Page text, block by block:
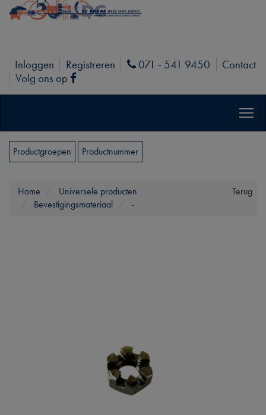
Inloggen Registreren Phone
071 - 541 9450
Contact
Volg ons op
Facebook
Productgroepen Productnummer
Terug
Home
Universele producten
Bevestigingsmateriaal
-